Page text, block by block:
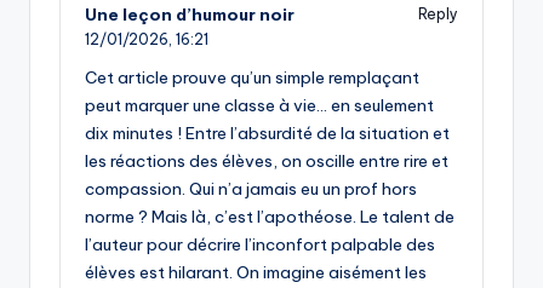
Une leçon d’humour noir
Reply
12/01/2026, 16:21
Cet article prouve qu’un simple remplaçant
peut marquer une classe à vie… en seulement
dix minutes ! Entre l’absurdité de la situation et
les réactions des élèves, on oscille entre rire et
compassion. Qui n’a jamais eu un prof hors
norme ? Mais là, c’est l’apothéose. Le talent de
l’auteur pour décrire l’inconfort palpable des
élèves est hilarant. On imagine aisément les